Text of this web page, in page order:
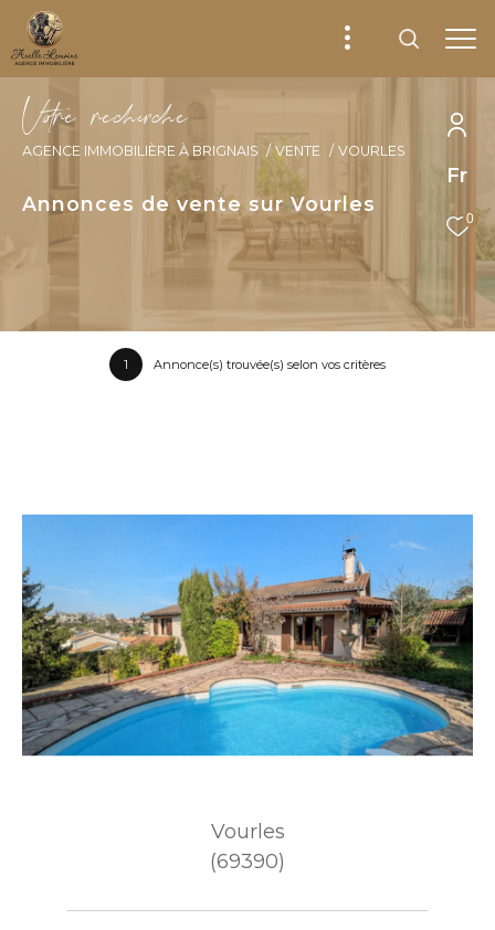
Fr
0
Vore recece
AGENCE IMMOBILIÈRE À BRIGNAIS VENTE VOURLES
Annonces de vente sur Vourles
1 Annonce(s) trouvée(s) selon vos critères
Vourles
(69390)